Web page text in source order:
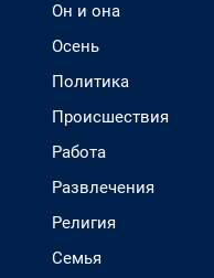
Он и она
Осень
Политика
Происшествия
Работа
Развлечения
Религия
Семья